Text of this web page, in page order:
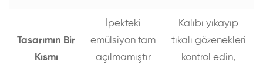
Tasarımın Bir
Kısmı
İpekteki
emülsiyon tam
açılmamıştır
Kalıbı yıkayıp
tıkalı gözenekleri
kontrol edin,